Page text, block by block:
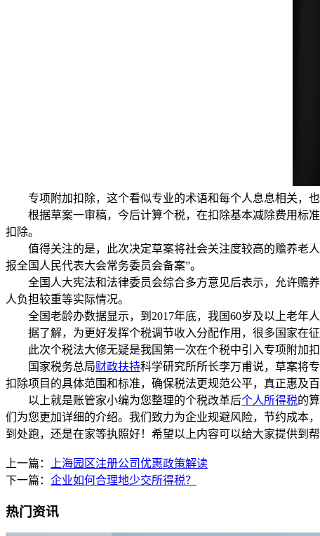
专项附加扣除，这个看似专业的术语和每个人息息相关，也
根据草案一审稿，今后计算个税，在扣除基本减除费用标准
扣除。
值得关注的是，此次决定草案将社会关注度较高的赡养老人
报全国人民代表大会常务委员会备案”。
全国人大宪法和法律委员会综合多方意见后表示，允许赡养
人负担较重等实际情况。
全国老龄办数据显示，到2017年底，我国60岁及以上老年人
据了解，为更好发挥个税调节收入分配作用，很多国家在征
此次个税法大修无疑是我国第一次在个税中引入专项附加扣
国家税务总局财政扶持科学研究所所长李万甫说，草案将
扣除项目的具体范围和标准，确保税法更规范公平，真正惠及百
以上就是账管家小编为您整理的个税改革后个人所得税的
们为您更加详细的介绍。我们致力为企业规避风险，节约成本
到处跑，还是在家等执照好！希望以上内容可以给大家提供到帮
上一篇：
上海园区注册公司优惠政策解读
下一篇： 企业如何合理地少交所得税？
热门资讯